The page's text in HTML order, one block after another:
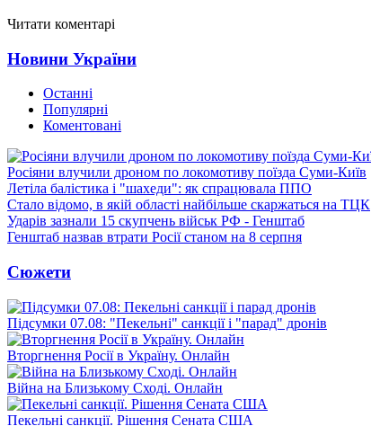
Читати коментарі
Новини України
Останні
Популярні
Коментовані
Росіяни влучили дроном по локомотиву поїзда Суми-Київ
Летіла балістика і "шахеди": як спрацювала ППО
Стало відомо, в якій області найбільше скаржаться на ТЦК
Ударів зазнали 15 скупчень військ РФ - Генштаб
Генштаб назвав втрати Росії станом на 8 серпня
Сюжети
Підсумки 07.08: "Пекельні" санкції і "парад" дронів
Вторгнення Росії в Україну. Онлайн
Війна на Близькому Сході. Онлайн
Пекельні санкції. Рішення Сената США